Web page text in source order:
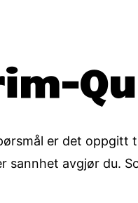
er det oppgitt
sannhet avgjør du.